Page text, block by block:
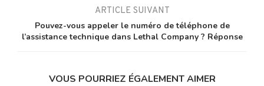
ARTICLE SUIVANT
Pouvez-vous appeler le numéro de téléphone de
l’assistance technique dans Lethal Company ? Réponse
VOUS POURRIEZ ÉGALEMENT AIMER